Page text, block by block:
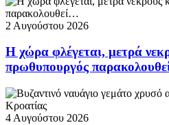
2 Αυγούστου 2026
Η χώρα φλέγεται, μετρά
πρωθυπουργός
4 Αυγούστου 2026